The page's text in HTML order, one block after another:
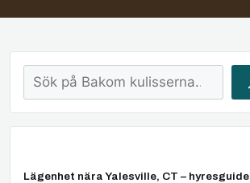
Sök
Lägenhet nära Yalesville, CT – hyresguide